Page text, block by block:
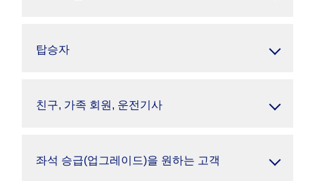
탑승자
친구, 가족 회원, 운전기사
좌석 승급(업그레이드)을 원하는 고객